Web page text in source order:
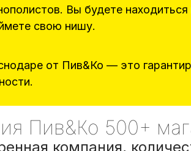
Вы будете
свою нишу.
от Пив&Ко — это
Пив&Ко 500+
компания,